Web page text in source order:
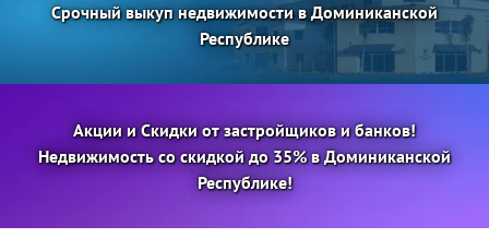
Срочный выкуп недвижимости в Доминиканской
Республике
Акции и Скидки от застройщиков и банков!
Недвижимость со скидкой до 35% в Доминиканской
Республике!